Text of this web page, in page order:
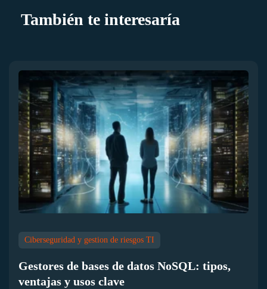
También te interesaría
Ciberseguridad y gestion de riesgos TI
Gestores de bases de datos NoSQL: tipos,
ventajas y usos clave